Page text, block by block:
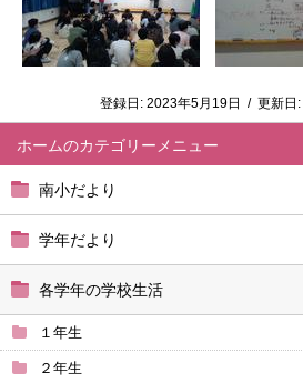
ホーム
南小だより
学年だより
各学年の学校生活
１年生
２年生
登録日: 2023年5月19日 / 更新日: